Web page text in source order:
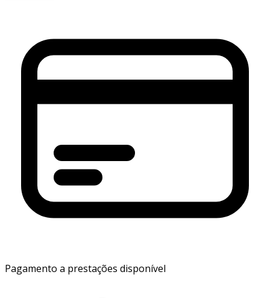
Pagamento a prestações disponível